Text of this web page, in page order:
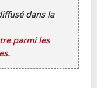
dans la
parmi les